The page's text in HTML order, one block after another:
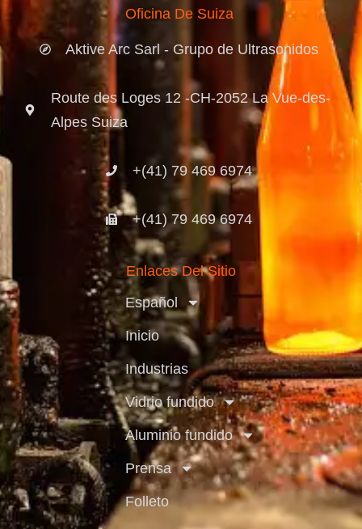
Oficina De Suiza
Aktive Arc Sarl - Grupo de Ultrasonidos
Route des Loges 12 -CH-2052 La Vue-des-
Alpes Suiza
+(41) 79 469 6974
+(41) 79 469 6974
Enlaces Del Sitio
Español
Inicio
Industrias
Vidrio fundido
Aluminio fundido
Prensa
Folleto